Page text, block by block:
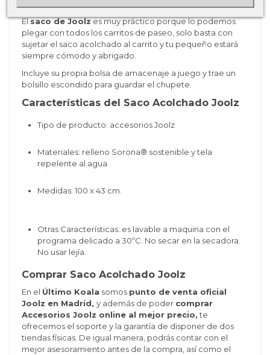
Elsaco de Joolzes muy práctico porque lo podemos
plegar con todos los carritos de paseo, solo basta con
sujetar el saco acolchado al carrito y tu pequeño estará
siempre cómodo y abrigado.
Incluye su propia bolsa de amacenaje a juego y trae un
bolsillo escondido para guardar el chupete.
Características del Saco Acolchado Joolz
Tipo de producto: accesorios Joolz
Materiales: relleno Sorona® sostenible y tela
repelente al agua.
Medidas: 100 x 43 cm.
Otras Características: es lavable a maquina con el
programa delicado a 30ºC. No secar en la secadora.
No usar lejía.
Comprar Saco Acolchado Joolz
En el Último Koala somos punto de venta oficial
Joolz en Madrid, y además de poder comprar
Accesorios Joolz online al mejor precio,te
ofrecemos el soporte y la garantía de disponer de dos
tiendas físicas. De igual manera, podrás contar con el
mejor asesoramiento antes de la compra, así como el